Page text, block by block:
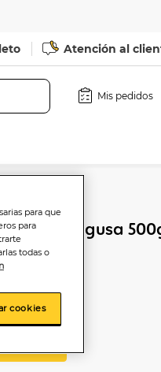
Atención al
Mis pedidos
Rogusa
para que
para
todas o
cookies